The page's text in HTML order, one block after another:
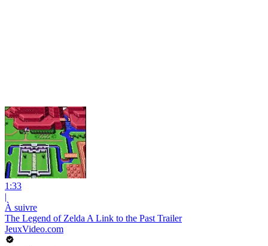
1:33
|
À suivre
The Legend of Zelda A Link to the Past Trailer
JeuxVideo.com